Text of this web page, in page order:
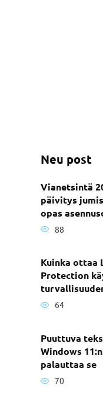
Neu post
Vianetsintä
päivitys
opas
88
Kuinka ottaa
Protection
64
Puuttuva
Windows
palauttaa se
70